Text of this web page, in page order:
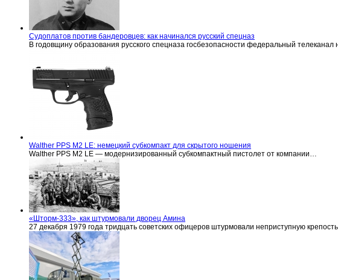
Судоплатов против бандеровцев: как начинался русский спецназ
В годовщину образования русского спецназа госбезопасности федеральный
Walther PPS M2 LE: немецкий субкомпакт для скрытого ношения
Walther PPS M2 LE — модернизированный субкомпактный пистолет от компании…
«Шторм-333», как штурмовали дворец Амина
27 декабря 1979 года тридцать советских офицеров штурмовали неприступную